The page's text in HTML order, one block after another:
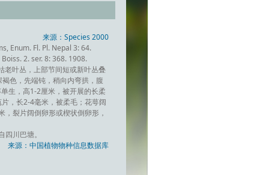
来源：Species 2000
Enum. Fl. Pl. Nepal 3: 64.
2. ser. 8: 368. 1908.
老叶丛，上部节间短或新叶丛叠
色，先端钝，稍向内弯拱，腹
生，高1-2厘米，被开展的长柔
，长2-4毫米，被柔毛；花萼阔
裂片阔倒卵形或楔状倒卵形，
川巴塘。
来源：中国植物物种信息数据库